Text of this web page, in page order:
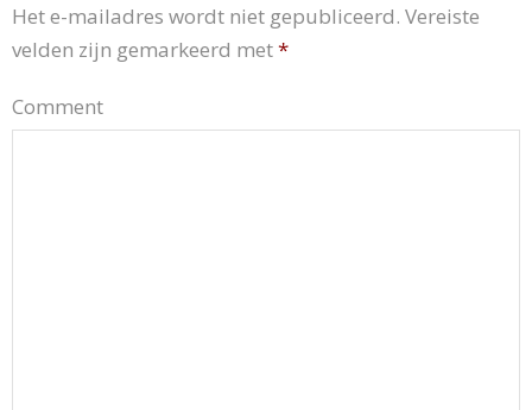
Het e-mailadres wordt niet gepubliceerd. Vereiste
velden zijn gemarkeerd met*
Comment